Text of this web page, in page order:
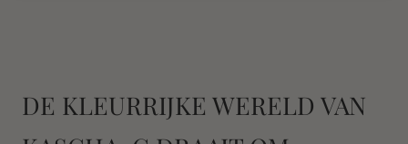
DE KLEURRIJKE WERELD VAN